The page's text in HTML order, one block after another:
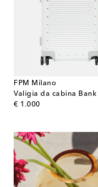
FPM Milano
€ 1.000
original price